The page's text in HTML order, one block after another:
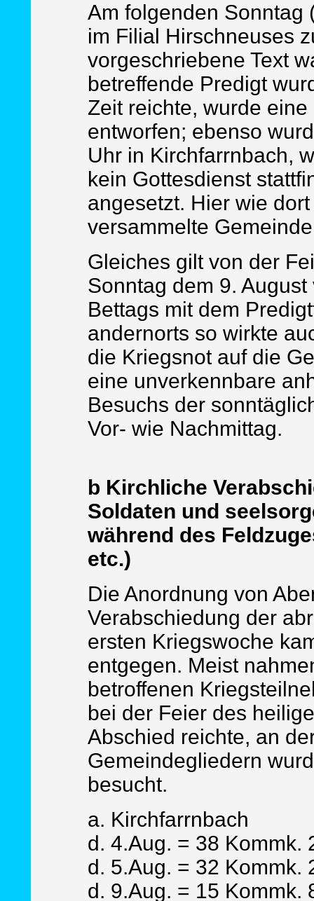
Am folgenden Sonntag
im Filial Hirschneuses
vorgeschriebene Text
betreffende Predigt
Zeit reichte, wurde
entworfen; ebenso
Uhr in Kirchfarrnbach,
kein Gottesdienst
angesetzt. Hier wie
versammelte
Gleiches gilt von der
Sonntag dem 9.
Bettags mit dem
andernorts so wirkte
die Kriegsnot auf die
eine unverkennbare
Besuchs der
Vor- wie Nachmittag.
b Kirchliche
Soldaten und
während des
etc.)
Die Anordnung von
Verabschiedung der
ersten Kriegswoche
entgegen. Meist
betroffenen
bei der Feier des
Abschied reichte, an
Gemeindegliedern
besucht.
a. Kirchfarrnbach
d. 4.Aug. = 38 Kommk.
d. 5.Aug. = 32 Kommk.
d. 9.Aug. = 15 Kommk.